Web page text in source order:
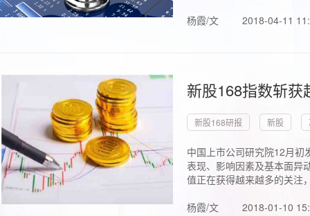
杨霞/文
2018-04-11
新股168指数斩
新股168研报 新股
中国上市公司研究院12月初
表现、影响因素及基本面异
值正在获得越来越多的关注
杨霞/文
2018-01-10